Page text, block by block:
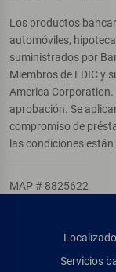
Los productos
automóviles,
suministrados por
Miembros de FDIC y
America
aprobación. Se
compromiso de
las condiciones
MAP # 8825622
Servicios